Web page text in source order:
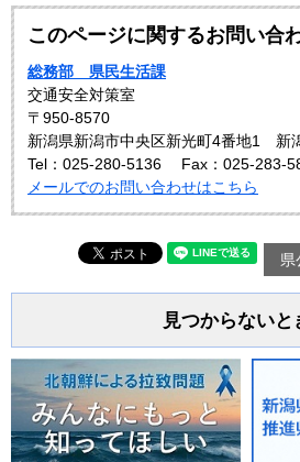
このページに関するお問い合
総務部 県民生活課
交通安全対策室
〒950-8570
新潟県新潟市中央区新光町4番地1 新
Tel：025-280-5136
Fax：025-283-
メールでのお問い合わせはこちら
県
見つからないと